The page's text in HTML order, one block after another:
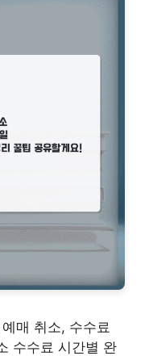
매 취소, 수수료
수수료 시간별 완